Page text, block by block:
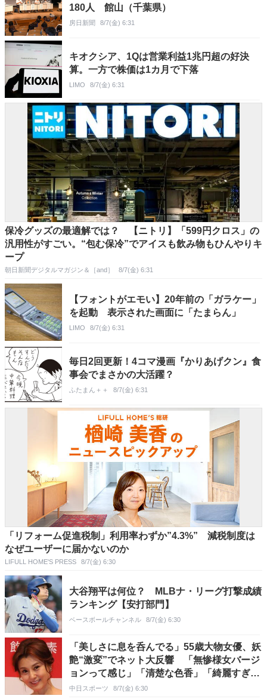
180人 館山（千葉県）
房日新聞 8/7(金) 6:31
キオクシア、1Qは営業利益1兆円超の好決
算。一方で株価は1カ月で下落
LIMO 8/7(金) 6:31
保冷グッズの最適解では？ 【ニトリ】「599円クロス」の
汎用性がすごい。“包む保冷”でアイスも飲み物もひんやりキ
ープ
朝日新聞デジタルマガジン＆［and］ 8/7(金) 6:31
【フォントがエモい】20年前の「ガラケー」
を起動 表示された画面に「たまらん」
LIMO 8/7(金) 6:31
毎日2回更新！4コマ漫画『かりあげクン』食
事会でまさかの大活躍？
ふたまん＋＋ 8/7(金) 6:31
「リフォーム促進税制」利用率わずか”4.3%” 減税制度は
なぜユーザーに届かないのか
LIFULL HOME'S PRESS 8/7(金) 6:30
大谷翔平は何位？ MLBナ・リーグ打撃成績
ランキング【安打部門】
ベースボールチャンネル 8/7(金) 6:30
「美しさに息を呑んでる」55歳大物女優、妖
艶“激変”でネット大反響 「無惨様女バージ
ョンって感じ」「清楚な色香」「綺麗すぎて
声出た」
中日スポーツ 8/7(金) 6:30